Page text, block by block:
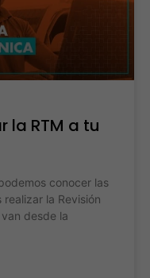
la RTM a tu
conocer las
la Revisión
desde la